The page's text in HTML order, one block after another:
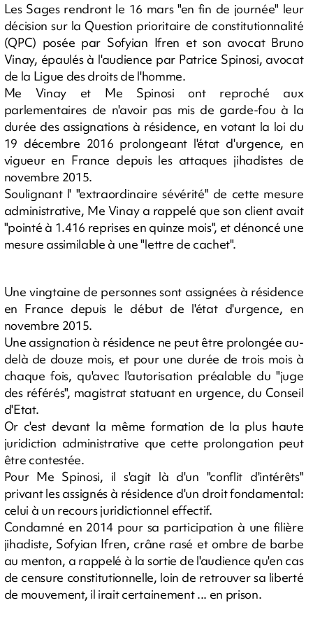
Les Sages rendront le 16 mars "en fin de journée" leur
décision sur la Question prioritaire de constitutionnalité
(QPC) posée par Sofyian Ifren et son avocat Bruno
Vinay, épaulés à l'audience par Patrice Spinosi, avocat
de la Ligue des droits de l'homme.
Me Vinay et Me Spinosi ont reproché aux
parlementaires de n'avoir pas mis de garde-fou à la
durée des assignations à résidence, en votant la loi du
19 décembre 2016 prolongeant l'état d'urgence, en
vigueur en France depuis les attaques jihadistes de
novembre 2015.
Soulignant l' "extraordinaire sévérité" de cette mesure
administrative, Me Vinay a rappelé que son client avait
"pointé à 1.416 reprises en quinze mois", et dénoncé une
mesure assimilable à une "lettre de cachet".
Une vingtaine de personnes sont assignées à résidence
en France depuis le début de l'état d'urgence, en
novembre 2015.
Une assignation à résidence ne peut être prolongée au-
delà de douze mois, et pour une durée de trois mois à
chaque fois, qu'avec l'autorisation préalable du "juge
des référés", magistrat statuant en urgence, du Conseil
d'Etat.
Or c'est devant la même formation de la plus haute
juridiction administrative que cette prolongation peut
être contestée.
Pour Me Spinosi, il s'agit là d'un "conflit d'intérêts"
privant les assignés à résidence d'un droit fondamental:
celui à un recours juridictionnel effectif.
Condamné en 2014 pour sa participation à une filière
jihadiste, Sofyian Ifren, crâne rasé et ombre de barbe
au menton, a rappelé à la sortie de l'audience qu'en cas
de censure constitutionnelle, loin de retrouver sa liberté
de mouvement, il irait certainement ... en prison.